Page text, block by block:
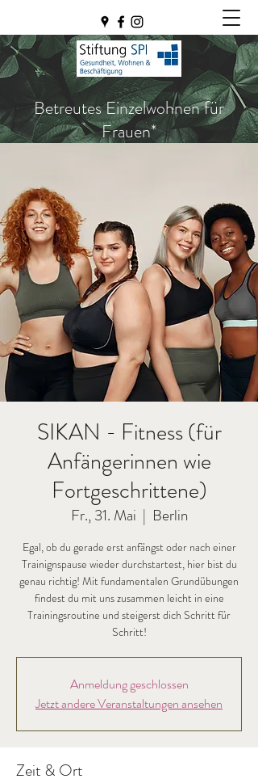
Betreutes Einzelwohnen für
Frauen*
SIKAN - Fitness (für
Anfängerinnen wie
Fortgeschrittene)
Fr., 31. Mai
  |
Berlin
Egal, ob du gerade erst anfängst oder nach einer
Trainignspause wieder durchstartest, hier bist du
genau richtig! Mit fundamentalen Grundübungen
findest du mit uns zusammen leicht in eine
Trainingsroutine und steigerst dich Schritt für
Schritt!
Anmeldung geschlossen
Jetzt andere Veranstaltungen ansehen
Zeit & Ort